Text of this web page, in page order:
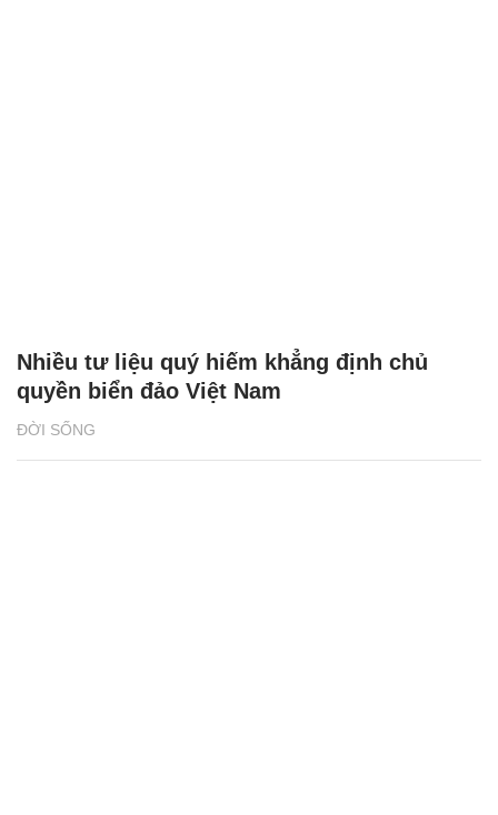
ĐỜI SỐNG
Nhiều tư liệu quý hiếm khẳng định chủ
quyền biển đảo Việt Nam